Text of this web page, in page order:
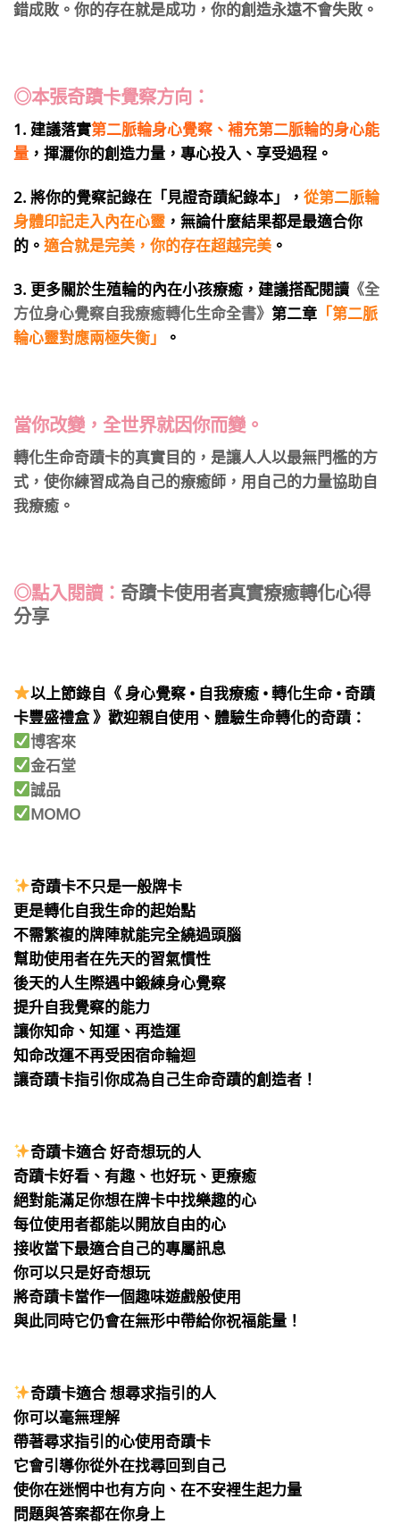
錯成敗。你的存在就是成功，你的創造永遠不會失敗。
◎本張奇蹟卡覺察方向：
1. 建議落實第二脈輪身心覺察、補充第二脈輪的身心能
量 ，揮灑你的創造力量，專心投入、享受過程。
2. 將你的覺察記錄在「見證奇蹟紀錄本」， 從第二脈輪
身體印記走入內在心靈 ，無論什麼結果都是最適合你
的。 適合就是完美，你的存在超越完美 。
3. 更多關於生殖輪的內在小孩療癒，建議搭配閱讀 《全
方位身心覺察自我療癒轉化生命全書》 第二章 「第二脈
輪心靈對應兩極失衡」
。
當你改變，全世界就因你而變。
​轉化生命奇蹟卡的真實目的，是讓人人以最無門檻的方
式，使你練習成為自己的療癒師，用自己的力量協助自
我療癒。
◎點入閱讀： 奇蹟卡使用者真實療癒轉化心得
分享
以上節錄自《 身心覺察 • 自我療癒 • 轉化生命 • 奇蹟
卡豐盛禮盒 》歡迎親自使用、體驗生命轉化的奇蹟：
博客來
金石堂
誠品
MOMO
奇蹟卡不只是一般牌卡
更是轉化自我生命的起始點
不需繁複的牌陣就能完全繞過頭腦
幫助使用者在先天的習氣慣性
後天的人生際遇中鍛練身心覺察
提升自我覺察的能力
讓你知命、知運、再造運
知命改運不再受困宿命輪迴
讓奇蹟卡指引你成為自己生命奇蹟的創造者！
奇蹟卡適合 好奇想玩的人
奇蹟卡好看、有趣、也好玩、更療癒
絕對能滿足你想在牌卡中找樂趣的心
每位使用者都能以開放自由的心
接收當下最適合自己的專屬訊息
你可以只是好奇想玩
將奇蹟卡當作一個趣味遊戲般使用
與此同時它仍會在無形中帶給你祝福能量！
奇蹟卡適合 想尋求指引的人
你可以毫無理解
帶著尋求指引的心使用奇蹟卡
它會引導你從外在找尋回到自己
使你在迷惘中也有方向、在不安裡生起力量
問題與答案都在你身上